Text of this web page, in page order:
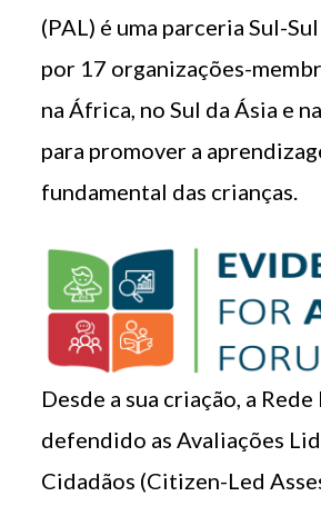
(PAL) é uma parceria Sul-
por 17 organizações-
na África, no Sul da Ásia e
para promover a
fundamental das crianças.
Desde a sua criação, a Rede
defendido as Avaliações
Cidadãos (Citizen-Led